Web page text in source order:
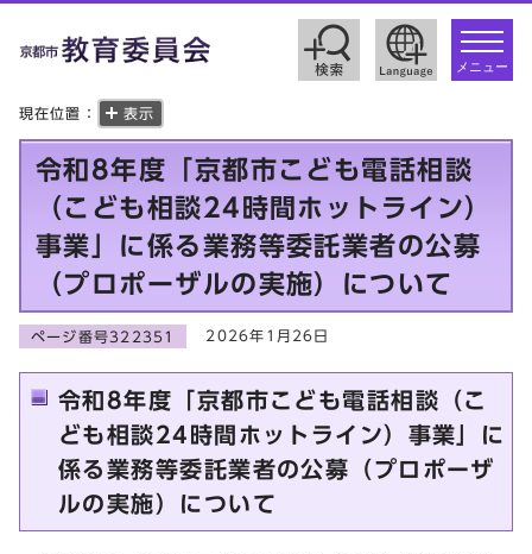
toggle
メニュー
現在位置： 表示
令和8年度「京都市こども電話相談
（こども相談24時間ホットライン）
事業」に係る業務等委託業者の公募
（プロポーザルの実施）について
ページ番号322351 2026年1月26日
令和8年度「京都市こども電話相談（こ
ども相談24時間ホットライン）事業」に
係る業務等委託業者の公募（プロポーザ
ルの実施）について